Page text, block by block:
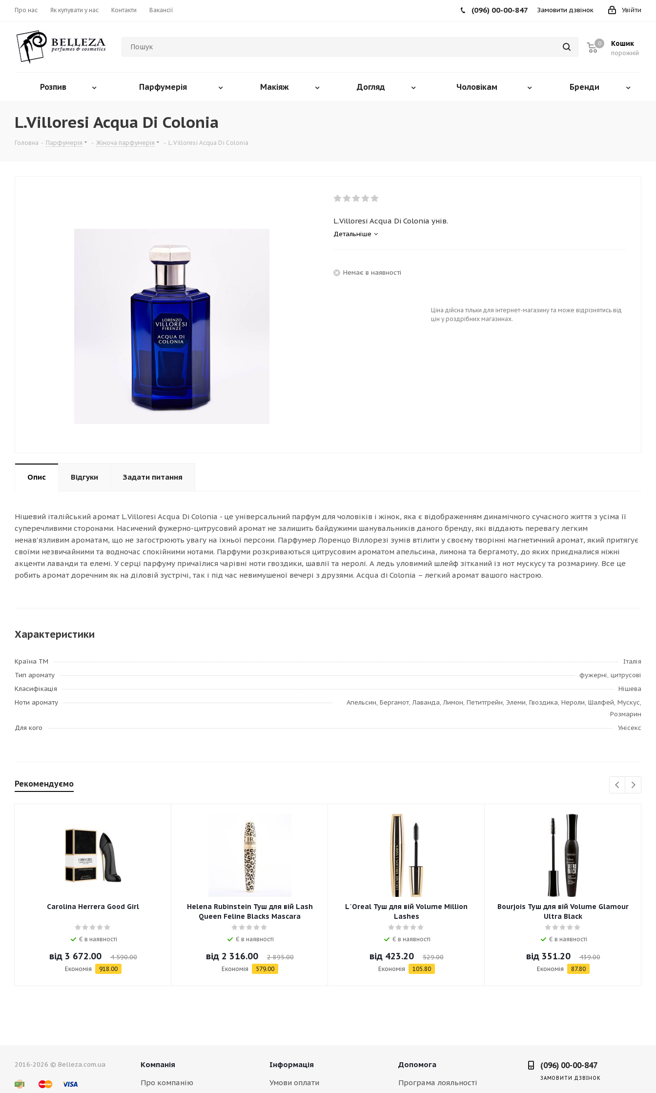
Про нас Як купувати у нас Контакти Вакансії Увійти
(096) 00-00-847 Замовити дзвінок
Кошик
порожній
0
Розпив Парфумерія Макіяж Догляд Чоловікам Бренди
L.Villoresi Acqua Di Colonia
Головна - Парфумерія - Жіноча парфумерія - L.Villoresi Acqua Di Colonia
L.Villoresi Acqua Di Colonia унів.
Детальніше
Немає в наявності
Ціна дійсна тільки для інтернет-магазину та може відрізнятись від
цін у роздрібних магазинах.
Опис Відгуки Задати питання
Нішевий італійський аромат L.Villoresi Acqua Di Colonia - це універсальний парфум для чоловіків і жінок, яка є відображенням динамічного сучасного життя з усіма її
суперечливими сторонами. Насичений фужерно-цитрусовий аромат не залишить байдужими шанувальників даного бренду, які віддають перевагу легким
ненав'язливим ароматам, що не загострюють увагу на їхньої персони. Парфумер Лоренцо Віллорезі зумів втілити у своєму творінні магнетичний аромат, який притягує
своїми незвичайними та водночас спокійними нотами. Парфуми розкриваються цитрусовим ароматом апельсина, лимона та бергамоту, до яких приєдналися ніжні
акценти лаванди та елемі. У серці парфуму причаїлися чарівні ноти гвоздики, шавлії та неролі. А ледь уловимий шлейф зітканий із нот мускусу та розмарину. Все це
робить аромат доречним як на діловій зустрічі, так і під час невимушеної вечері з друзями. Acqua di Colonia – легкий аромат вашого настрою.
Характеристики
Країна ТМ
Італія
Тип аромату
фужерні, цитрусові
Класифікація
Нішева
Ноти аромату
Апельсин, Бергамот, Лаванда, Лимон, Петитгрейн, Элеми, Гвоздика, Нероли, Шалфей, Мускус,
Розмарин
Для кого
Унісекс
Рекомендуємо
Carolina Herrera Good Girl
Є в наявності
від 3 672.00 4 590.00
Економія 918.00
Helena Rubinstein Туш для вій Lash
Queen Feline Blacks Mascara
Є в наявності
від 2 316.00 2 895.00
Економія 579.00
L`Oreal Туш для вій Volume Million
Lashes
Є в наявності
від 423.20 529.00
Економія 105.80
Bourjois Туш для вій Volume Glamour
Ultra Black
Є в наявності
від 351.20 439.00
Економія 87.80
2016-2026 © Belleza.com.ua
Компанія
Про компанію
Інформація
Умови оплати
Допомога
Програма лояльності
(096) 00-00-847
ЗАМОВИТИ ДЗВІНОК